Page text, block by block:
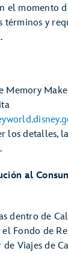
el momento
términos y
Memory
los detalles,
al
dentro de
Fondo de
de Viajes de